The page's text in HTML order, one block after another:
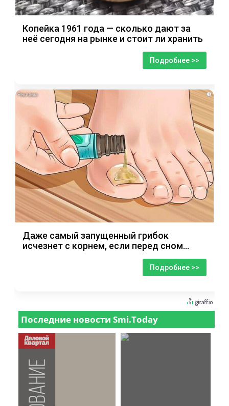
Копейка 1961 года — сколько дают за
неё сегодня на рынке и стоит ли хранить
Подробнее >>
i
Даже самый запущенный грибок
исчезнет с корнем, если перед сном…
Подробнее >>